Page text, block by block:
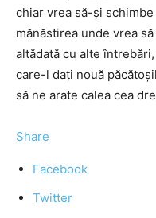
chiar vrea să-și
mănăstirea unde vrea
altădată cu alte
care-l dați nouă
să ne arate calea cea
Share
Facebook
Twitter